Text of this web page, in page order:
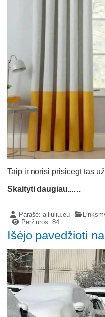
Taip ir norisi prisidegt tas
Skaityti daugiau...…
Parašė:ailiuliu.eu
Peržiūros: 84
Išėjo pavedžioti